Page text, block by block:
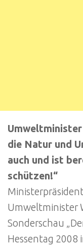
die Natur und
auch und ist
schützen!“
Umweltminister
Sonderschau
Hessentag 2008